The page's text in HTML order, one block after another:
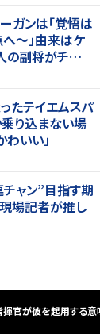
ガンは「覚悟は
～」由来はケ
副将がチーム
学院大
たテイエムスパ
り込まない場
いい」
チャン”目指す期
場記者が推し
官が彼を起用する意